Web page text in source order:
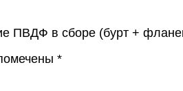
ПВДФ в сборе (бурт +
*